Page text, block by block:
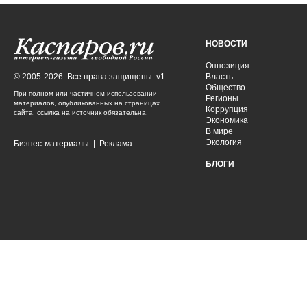
© 2005-2026. Все права защищены. v1
При полном или частичном использовании
материалов, опубликованных на страницах
сайта, ссылка на источник обязательна.
Бизнес-материалы Реклама
НОВОСТИ
Оппозиция
Власть
Общество
Регионы
Коррупция
Экономика
В мире
Экология
БЛОГИ